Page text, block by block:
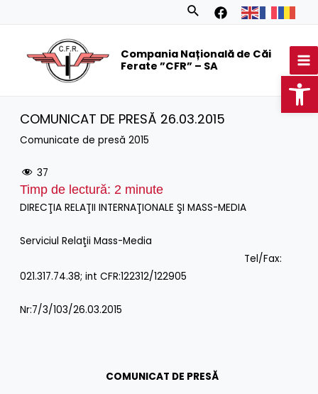
Search
Compania Națională de Căi
Ferate ”CFR” – SA
COMUNICAT DE PRESĂ 26.03.2015
Comunicate de presă 2015
37
Timp de lectură: 2 minute
DIRECŢIA RELAŢII INTERNAŢIONALE ŞI MASS-MEDIA
Serviciul Relaţii Mass-Media
Tel/Fax:
021.317.74.38; int CFR:122312/122905
Nr:7/3/103/26.03.2015
COMUNICAT DE PRESĂ